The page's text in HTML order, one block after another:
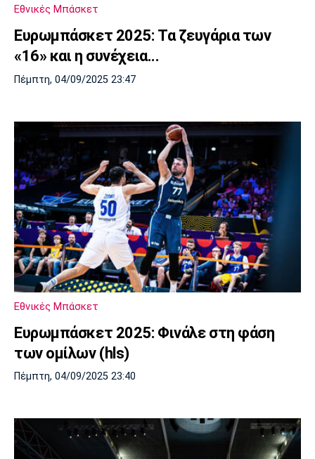
Εθνικές Μπάσκετ
Ευρωμπάσκετ 2025: Τα ζευγάρια των
«16» και η συνέχεια...
Πέμπτη, 04/09/2025 23:47
Εθνικές Μπάσκετ
Ευρωμπάσκετ 2025: Φινάλε στη φάση
των ομίλων (hls)
Πέμπτη, 04/09/2025 23:40